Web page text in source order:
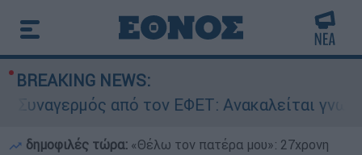
BREAKING NEWS:
από τον ΕΦΕΤ: Ανακαλείται γνωστή
δημοφιλές τώρα: «Θέλω τον πατέρα μου»: 27χρονη